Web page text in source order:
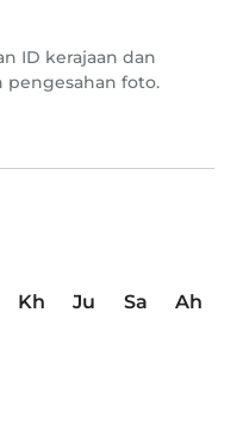
ID kerajaan dan
pengesahan foto.
Kh Ju Sa
Ah